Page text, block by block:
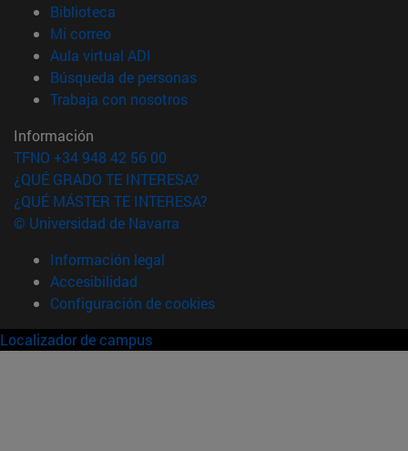
Biblioteca
Mi correo(abre en nueva ventana)
Aula virtual ADI
Búsqueda de personas(abre en nueva ventana)
Trabaja con nosotros(abre en nueva ventana)
Información
TFNO +34 948 42 56 00
¿QUÉ GRADO TE INTERESA?
¿QUÉ MÁSTER TE INTERESA?
© Universidad de Navarra
Información legal
Accesibilidad
Configuración de cookies
Localizador de campus